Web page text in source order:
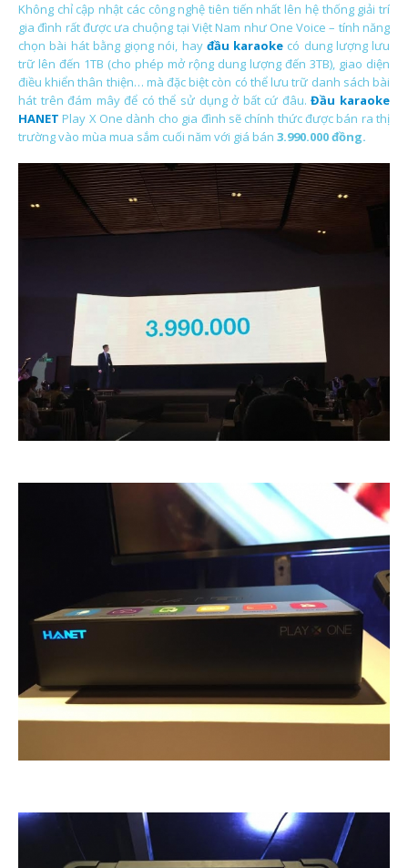
Không chỉ cập nhật các công nghệ tiên tiến nhất lên hệ thống giải trí
gia đình rất được ưa chuộng tại Việt Nam như One Voice – tính năng
chọn bài hát bằng giọng nói, hay đầu karaoke có dung lượng lưu
trữ lên đến 1TB (cho phép mở rộng dung lượng đến 3TB), giao diện
điều khiển thân thiện… mà đặc biệt còn có thể lưu trữ danh sách bài
hát trên đám mây để có thể sử dụng ở bất cứ đâu.Đầu karaoke
HANET Play X One dành cho gia đình sẽ chính thức được bán ra thị
trường vào mùa mua sắm cuối năm với giá bán 3.990.000 đồng.